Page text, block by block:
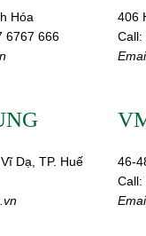
Hóa
6767 666
406
Call:
Dạ, TP. Huế
46-
Call: